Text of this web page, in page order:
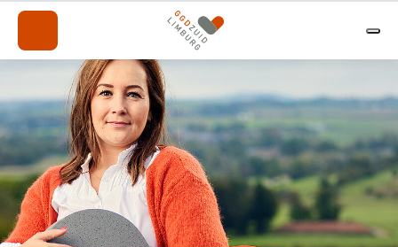
Professionals
Over de GGD
A-Z
Contact